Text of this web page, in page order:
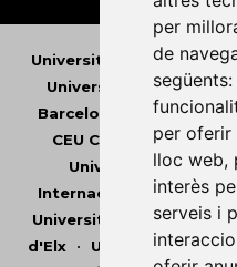
per
de
següents:
per oferir
lloc web,
interès
serveis i
Universitat Abat Oliba
Universitat d'Andorra
Barcelona
CEU Cardenal Herrera
Universitat de les
Internacional de
Universitat de Lleida•
d'Elx• Universitat